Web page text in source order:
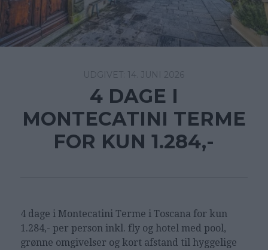
14. JUNI 2026
4 DAGE I
MONTECATINI TERME
FOR KUN 1.284,-
4 dage i Montecatini Terme i Toscana for kun
1.284,- per person inkl. fly og hotel med pool,
grønne omgivelser og kort afstand til hyggelige